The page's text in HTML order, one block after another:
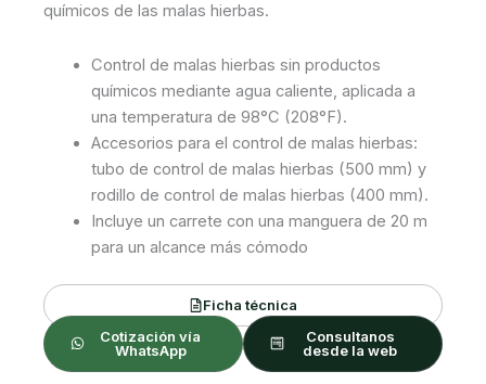
químicos de las malas hierbas.
Control de malas hierbas sin productos
químicos mediante agua caliente, aplicada a
una temperatura de 98°C (208°F).
Accesorios para el control de malas hierbas:
tubo de control de malas hierbas (500 mm) y
rodillo de control de malas hierbas (400 mm).
Incluye un carrete con una manguera de 20 m
para un alcance más cómodo
Ficha técnica
Cotización vía
WhatsApp
Consultanos
desde la web